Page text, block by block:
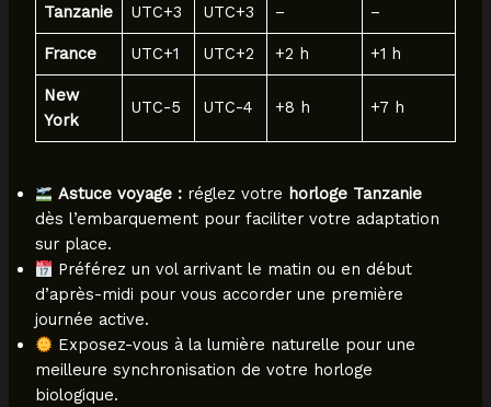
Tanzanie UTC+3 UTC+3 – –
France UTC+1 UTC+2 +2 h +1 h
New
York
UTC-5 UTC-4 +8 h +7 h
Astuce voyage : réglez votre horloge Tanzanie
dès l’embarquement pour faciliter votre adaptation
sur place.
Préférez un vol arrivant le matin ou en début
d’après-midi pour vous accorder une première
journée active.
Exposez-vous à la lumière naturelle pour une
meilleure synchronisation de votre horloge
biologique.